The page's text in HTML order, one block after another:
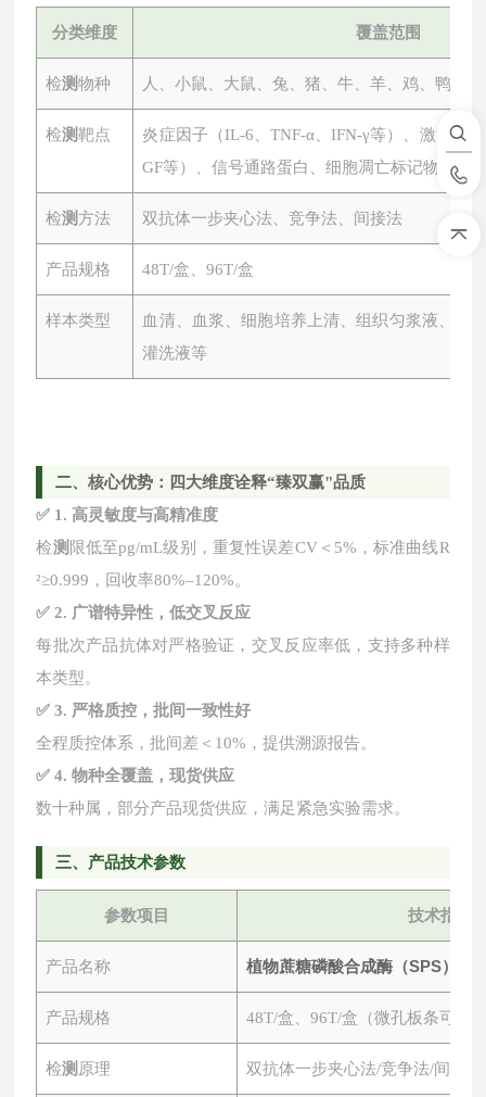
分类维度 覆盖范围
检测物种 人、小鼠、大鼠、兔、猪、牛、羊、鸡、鸭、
检测靶点 炎症因子（IL-6、TNF-α、IFN-γ等）、激素、
GF等）、信号通路蛋白、细胞凋亡标记物、心
检测方法 双抗体一步夹心法、竞争法、间接法
产品规格 48T/盒、96T/盒
样本类型
血清、血浆、细胞培养上清、组织匀浆液、尿
灌洗液等
二、核心优势：四大维度诠释“臻双赢"品质
✅ 1. 高灵敏度与高精准度
检测 限低至pg/mL级别，重复性误差CV＜5%，标准曲线R
²≥0.999，回收率80%–120%。
✅ 2. 广谱特异性，低交叉反应
每批次产品抗体对严格验证，交叉反应率低，支持多种样
本类型。
✅ 3. 严格质控，批间一致性好
全程质控体系，批间差＜ 10%，提供溯源报告。
✅ 4. 物种全覆盖，现货供应
数十种属，部分产品现货供应，满足紧急实验需求。
三、产品技术参数
参数项目 技术指标
产品名称 植物蔗糖磷酸合成酶（SPS）
产品规格 48T/盒、96T/盒（微孔板条可拆
检测 原理 双抗体一步夹心法/竞争法/间接法